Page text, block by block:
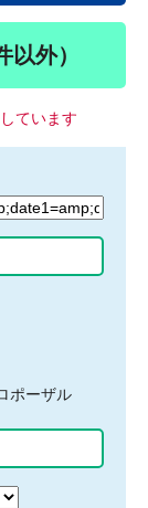
外）
ています
ポーザル